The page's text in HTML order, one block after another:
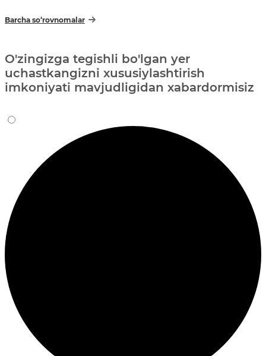
Barcha so‘rovnomalar
O'zingizga tegishli bo'lgan yer
uchastkangizni xususiylashtirish
imkoniyati mavjudligidan xabardormisiz